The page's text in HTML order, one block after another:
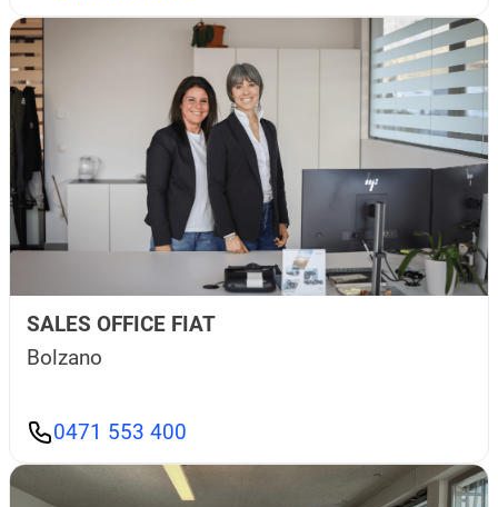
SALES OFFICE FIAT
Bolzano
0471 553 400